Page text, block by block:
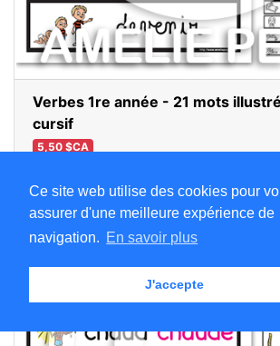
Ce site web utilise des cookies pour
assurer d'une meilleure expérience de
navigation. En savoir plus
J'accepte
Verbes 1re année - 21 mots
cursif
5,50 $CA